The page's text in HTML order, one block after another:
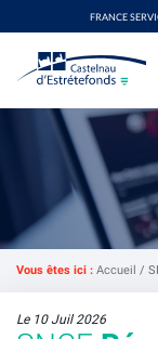
FRANCE
Vous êtes ici : Accueil /
Le 10 Juil 2026